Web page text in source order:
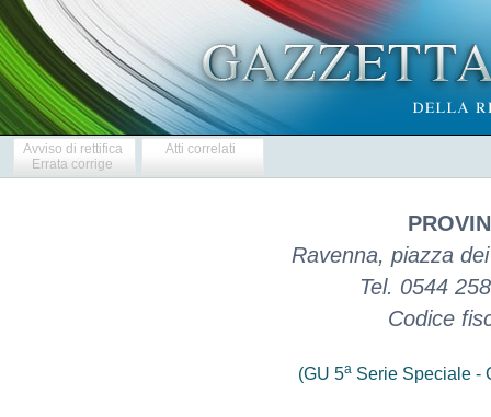
Avviso di rettifica
Errata corrige
Atti correlati
Ravenna, piazza
Tel. 0544
Codice
(GU 5a Serie Speciale -